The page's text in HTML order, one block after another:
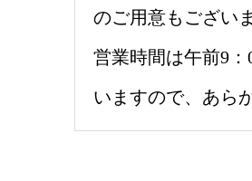
のご用意もござい
営業時間は午前9
いますので、あら